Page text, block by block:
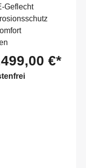
Geflecht
€*